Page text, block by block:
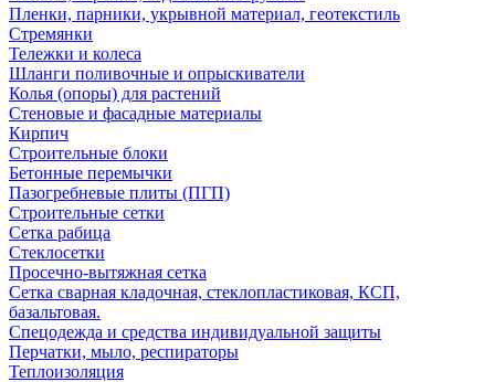
Пленки, парники, укрывной материал, геотекстиль
Стремянки
Тележки и колеса
Шланги поливочные и опрыскиватели
Колья (опоры) для растений
Стеновые и фасадные материалы
Кирпич
Строительные блоки
Бетонные перемычки
Пазогребневые плиты (ПГП)
Строительные сетки
Сетка рабица
Стеклосетки
Просечно-вытяжная сетка
Сетка сварная кладочная, стеклопластиковая, КСП,
базальтовая.
Спецодежда и средства индивидуальной защиты
Перчатки, мыло, респираторы
Теплоизоляция